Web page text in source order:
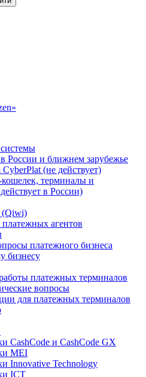
России и ближнем зарубежье
(не действует)
терминалы и
в России)
(Qiwi)
агентов
платежного бизнеса
бизнесу
платежных терминалов
вопросы
для платежных терминалов
CashCode и CashCode GX
MEI
Innovative Technology
ICT